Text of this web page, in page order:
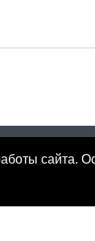
сайта.